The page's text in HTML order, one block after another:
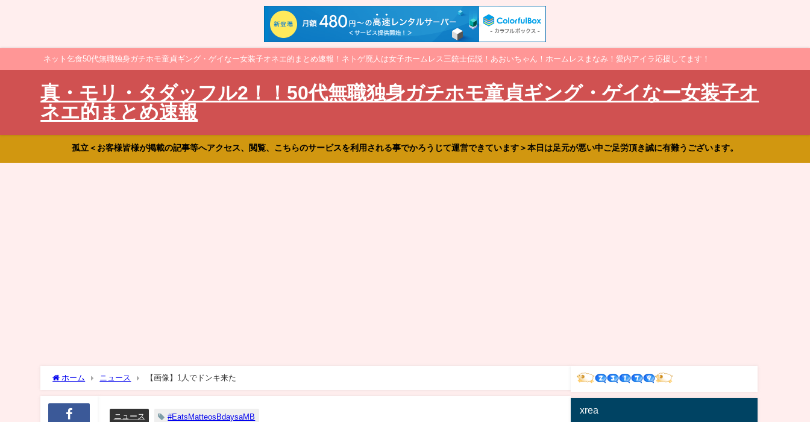
ネット乞食50代無職独身ガチホモ童貞ギング・ゲイなー女装子オネエ的まとめ速報！ネトゲ廃人は女子ホームレス三銃士伝説！あおいちゃん！ホームレスまなみ！愛内アイラ応援してます！
真・モリ・タダッフル2！！50代無職独身ガチホモ童貞ギング・ゲイなー女装子オ
ネエ的まとめ速報
孤立＜お客様皆様が掲載の記事等へアクセス、閲覧、こちらのサービスを利用される事でかろうじて運営できています＞本日は足元が悪い中ご足労頂き誠に有難うございます。
ホーム ニュース 【画像】1人でドンキ来た
ニュース #EatsMatteosBdaysaMB
xrea